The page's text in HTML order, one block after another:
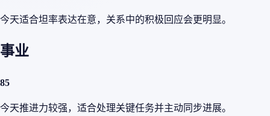
今天适合坦率表达在意，关系中的积极回应会更明显。
事业
85
今天推进力较强，适合处理关键任务并主动同步进展。